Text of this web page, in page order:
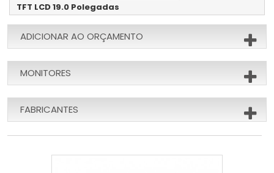
TFT LCD 19.0 Polegadas
ADICIONAR AO ORÇAMENTO
MONITORES
FABRICANTES